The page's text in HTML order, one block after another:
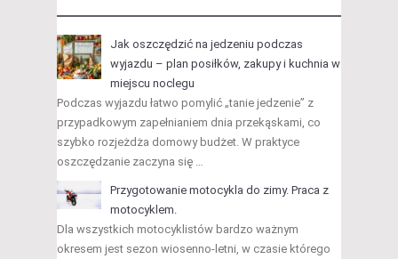
Jak oszczędzić na jedzeniu podczas
wyjazdu – plan posiłków, zakupy i kuchnia w
miejscu noclegu
Podczas wyjazdu łatwo pomylić „tanie jedzenie” z
przypadkowym zapełnianiem dnia przekąskami, co
szybko rozjeżdża domowy budżet. W praktyce
oszczędzanie zaczyna się …
Przygotowanie motocykla do zimy. Praca z
motocyklem.
Dla wszystkich motocyklistów bardzo ważnym
okresem jest sezon wiosenno-letni, w czasie którego